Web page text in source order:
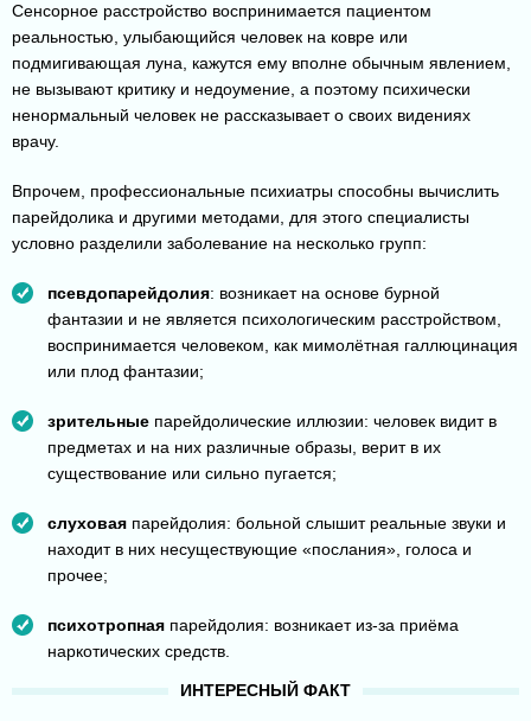
Сенсорное расстройство воспринимается пациентом
реальностью, улыбающийся человек на ковре или
подмигивающая луна, кажутся ему вполне обычным явлением,
не вызывают критику и недоумение, а поэтому психически
ненормальный человек не рассказывает о своих видениях
врачу.
Впрочем, профессиональные психиатры способны вычислить
парейдолика и другими методами, для этого специалисты
условно разделили заболевание на несколько групп:
псевдопарейдолия: возникает на основе бурной
фантазии и не является психологическим расстройством,
воспринимается человеком, как мимолётная галлюцинация
или плод фантазии;
зрительные парейдолические иллюзии: человек видит в
предметах и на них различные образы, верит в их
существование или сильно пугается;
слуховая парейдолия: больной слышит реальные звуки и
находит в них несуществующие «послания», голоса и
прочее;
психотропная парейдолия: возникает из-за приёма
наркотических средств.